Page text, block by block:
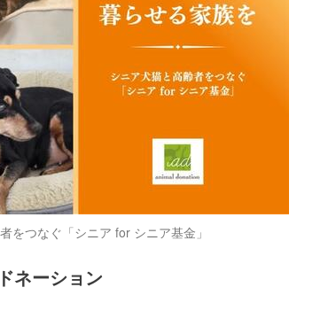
をつなぐ「シニア for シニア基金」
ネーション